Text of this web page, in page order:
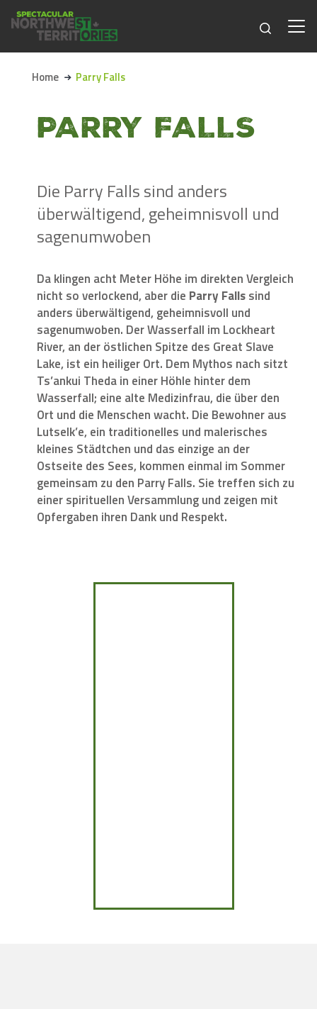
Skip to main content
Home Parry Falls
PARRY FALLS
Die Parry Falls sind anders
überwältigend, geheimnisvoll und
sagenumwoben
Da klingen acht Meter Höhe im direkten Vergleich
nicht so verlockend, aber die Parry Fallssind
anders überwältigend, geheimnisvoll und
sagenumwoben. Der Wasserfall im Lockheart
River, an der östlichen Spitze des Great Slave
Lake, ist ein heiliger Ort. Dem Mythos nach sitzt
Ts’ankui Theda in einer Höhle hinter dem
Wasserfall; eine alte Medizinfrau, die über den
Ort und die Menschen wacht. Die Bewohner aus
Lutselk’e, ein traditionelles und malerisches
kleines Städtchen und das einzige an der
Ostseite des Sees, kommen einmal im Sommer
gemeinsam zu den Parry Falls. Sie treffen sich zu
einer spirituellen Versammlung und zeigen mit
Opfergaben ihren Dank und Respekt.